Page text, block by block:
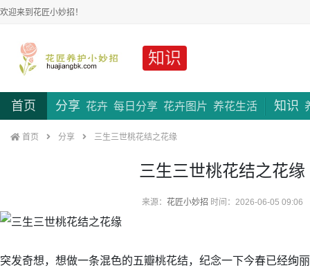
欢迎来到花匠小妙招！
知识
首页 分享 花卉 每日分享 花卉图片 养花生活 知识
首页 分享 三生三世桃花结之花缘
三生三世桃花结之花缘
来源： 花匠小妙招 时间：2026-06-05 09:06
突发奇想，想做一条混色的五瓣桃花结，纪念一下今春已经绚